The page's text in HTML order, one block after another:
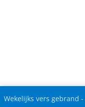
Wekelijks vers gebrand -